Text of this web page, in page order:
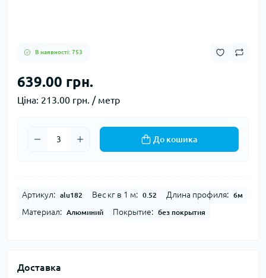
В наявності: 753
639.00 грн.
Ціна: 213.00 грн. / метр
До кошика
Артикул: alu182 Вес кг в 1 м: 0.52 Длина профиля: 6м
Материал: Алюминий Покрытие: без покрытия
Доставка